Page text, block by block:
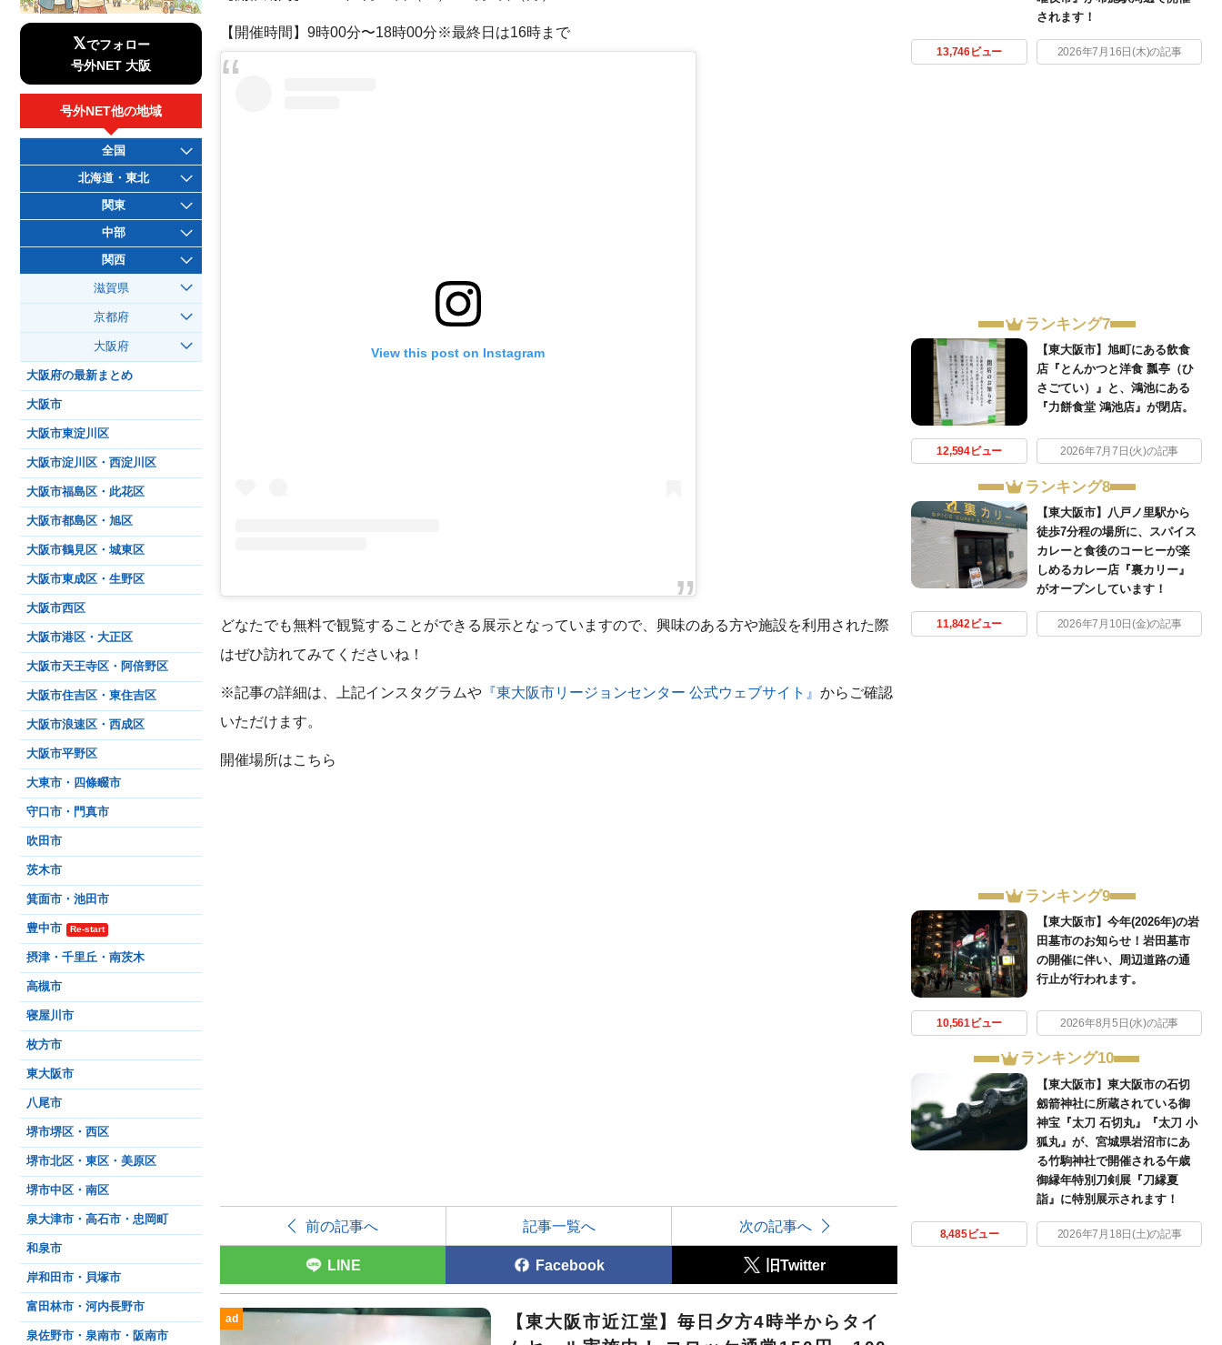
【開催時間】9時00分〜18時00分※最終日は16時まで
View this post on Instagram
どなたでも無料で観覧することができる展示となっていますので、興味のある方や施設を利用された際
はぜひ訪れてみてくださいね！
※記事の詳細は、上記インスタグラムや 『東大阪市リージョンセンター 公式ウェブサイト』 からご確認
いただけます。
開催場所はこちら
前の記事へ 記事一覧へ 次の記事へ
LINE Facebook 旧Twitter
ad
【東大阪市近江堂】毎日夕方4時半からタイ
されます！
13,746ビュー 2026年7月16日(木)の記事
ランキング7
【東大阪市】旭町にある飲食
店『とんかつと洋食 瓢亭（ひ
さごてい）』と、鴻池にある
『力餅食堂 鴻池店』が閉店。
12,594ビュー 2026年7月7日(火)の記事
ランキング8
【東大阪市】八戸ノ里駅から
徒歩7分程の場所に、スパイス
カレーと食後のコーヒーが楽
しめるカレー店『裏カリー』
がオープンしています！
11,842ビュー 2026年7月10日(金)の記事
ランキング9
【東大阪市】今年(2026年)の岩
田墓市のお知らせ！岩田墓市
の開催に伴い、周辺道路の通
行止が行われます。
10,561ビュー 2026年8月5日(水)の記事
ランキング10
【東大阪市】東大阪市の石切
劔箭神社に所蔵されている御
神宝『太刀 石切丸』『太刀 小
狐丸』が、宮城県岩沼市にあ
る竹駒神社で開催される午歳
御縁年特別刀剣展『刀縁夏
詣』に特別展示されます！
8,485ビュー 2026年7月18日(土)の記事
𝕏でフォロー
号外NET 大阪
号外NET他の地域
全国
北海道・東北
関東
中部
関西
滋賀県
京都府
大阪府
大阪府の最新まとめ
大阪市
大阪市東淀川区
大阪市淀川区・西淀川区
大阪市福島区・此花区
大阪市都島区・旭区
大阪市鶴見区・城東区
大阪市東成区・生野区
大阪市西区
大阪市港区・大正区
大阪市天王寺区・阿倍野区
大阪市住吉区・東住吉区
大阪市浪速区・西成区
大阪市平野区
大東市・四條畷市
守口市・門真市
吹田市
茨木市
箕面市・池田市
豊中市 Re-start
摂津・千里丘・南茨木
高槻市
寝屋川市
枚方市
東大阪市
八尾市
堺市堺区・西区
堺市北区・東区・美原区
堺市中区・南区
泉大津市・高石市・忠岡町
和泉市
岸和田市・貝塚市
富田林市・河内長野市
泉佐野市・泉南市・阪南市